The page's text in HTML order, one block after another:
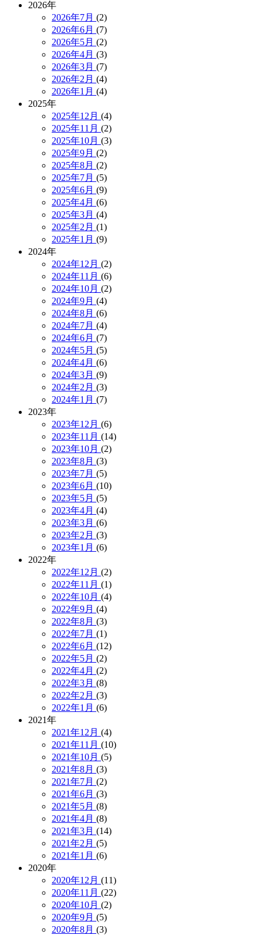
2026年
2026年7月 (2)
2026年6月 (7)
2026年5月 (2)
2026年4月 (3)
2026年3月 (7)
2026年2月 (4)
2026年1月 (4)
2025年
2025年12月 (4)
2025年11月 (2)
2025年10月 (3)
2025年9月 (2)
2025年8月 (2)
2025年7月 (5)
2025年6月 (9)
2025年4月 (6)
2025年3月 (4)
2025年2月 (1)
2025年1月 (9)
2024年
2024年12月 (2)
2024年11月 (6)
2024年10月 (2)
2024年9月 (4)
2024年8月 (6)
2024年7月 (4)
2024年6月 (7)
2024年5月 (5)
2024年4月 (6)
2024年3月 (9)
2024年2月 (3)
2024年1月 (7)
2023年
2023年12月 (6)
2023年11月 (14)
2023年10月 (2)
2023年8月 (3)
2023年7月 (5)
2023年6月 (10)
2023年5月 (5)
2023年4月 (4)
2023年3月 (6)
2023年2月 (3)
2023年1月 (6)
2022年
2022年12月 (2)
2022年11月 (1)
2022年10月 (4)
2022年9月 (4)
2022年8月 (3)
2022年7月 (1)
2022年6月 (12)
2022年5月 (2)
2022年4月 (2)
2022年3月 (8)
2022年2月 (3)
2022年1月 (6)
2021年
2021年12月 (4)
2021年11月 (10)
2021年10月 (5)
2021年8月 (3)
2021年7月 (2)
2021年6月 (3)
2021年5月 (8)
2021年4月 (8)
2021年3月 (14)
2021年2月 (5)
2021年1月 (6)
2020年
2020年12月 (11)
2020年11月 (22)
2020年10月 (2)
2020年9月 (5)
2020年8月 (3)